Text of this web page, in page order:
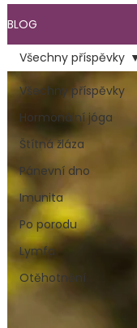
BLOG
Všechny příspěvky
Hormonální jóga
Štítná žláza
Pánevní dno
Imunita
Po porodu
Lymfa
Otěhotnění
Všechny příspěvky